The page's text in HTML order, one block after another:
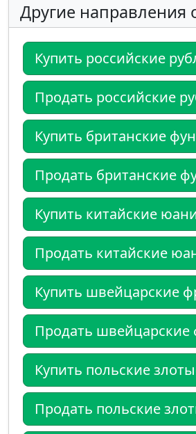
Другие направления
Купить российские
Продать российские
Купить британские
Продать британские
Купить китайские
Продать китайские
Купить швейцарские
Продать швейцарские
Купить польские
Продать польские